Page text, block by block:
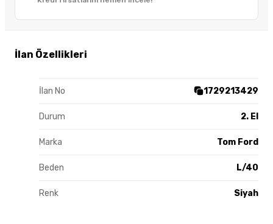
İlan Özellikleri
İlan No 1729213429
Durum 2. El
Marka Tom Ford
Beden L/40
Renk Siyah